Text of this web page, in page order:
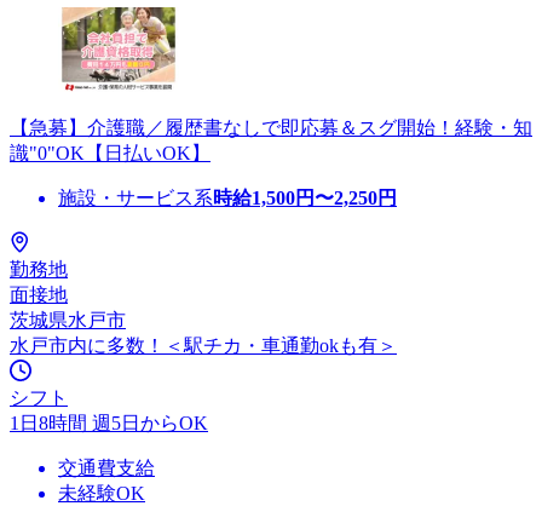
【急募】介護職／履歴書なしで即応募＆スグ開始！経験・知
識"0"OK【日払いOK】
施設・サービス系時給1,500円〜2,250円
勤務地
面接地
茨城県水戸市
水戸市内に多数！＜駅チカ・車通勤okも有＞
シフト
1日8時間 週5日からOK
交通費支給
未経験OK